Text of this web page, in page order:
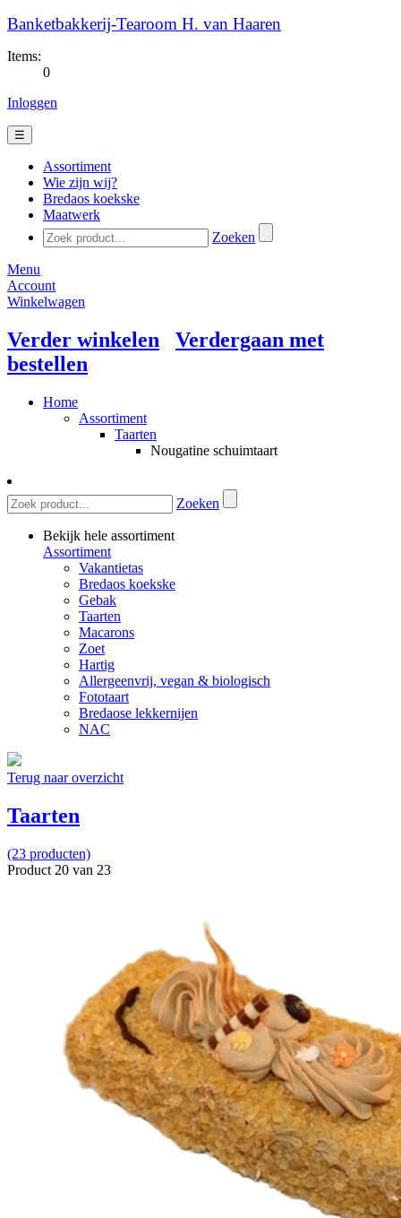
Banketbakkerij-Tearoom H. van Haaren
Items:
0
Inloggen
☰
Assortiment
Wie zijn wij?
Bredaos koekske
Maatwerk
Zoeken
Menu
Account
Winkelwagen
Verder winkelen
Verdergaan met
bestellen
Home
Assortiment
Taarten
Nougatine schuimtaart
Zoeken
Bekijk hele assortiment
Assortiment
Vakantietas
Bredaos koekske
Gebak
Taarten
Macarons
Zoet
Hartig
Allergeenvrij, vegan & biologisch
Fototaart
Bredaose lekkernijen
NAC
Terug naar overzicht
Taarten
(23 producten)
Product 20 van 23